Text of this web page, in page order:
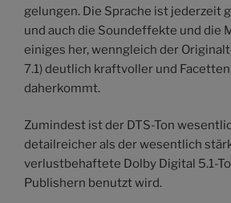
gelungen. Die Sprache ist jederzeit
und auch die Soundeffekte und die
einiges her, wenngleich der
7.1) deutlich kraftvoller und
daherkommt.
Zumindest ist der DTS-Ton
detailreicher als der wesentlich
verlustbehaftete Dolby Digital 5.1-
Publishern benutzt wird.